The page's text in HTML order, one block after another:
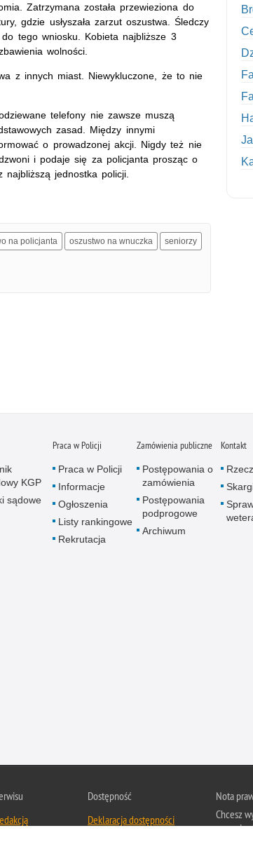
Zatrzymana została przewieziona do
gdzie usłyszała zarzut oszustwa. Śledczy
tego wniosku. Kobieta najbliższe 3
wolności.
z innych miast. Niewykluczone, że to nie
telefony nie zawsze muszą
zasad. Między innymi
o prowadzonej akcji. Nigdy też nie
i podaje się za policjanta prosząc o
jednostka policji.
na policjanta oszustwo na wnuczka seniorzy
KGP
sądowe
Praca w Policji
Praca w Policji
Informacje
Ogłoszenia
Listy rankingowe
Rekrutacja
Zamówienia publiczne
Postępowania o
zamówienia
Postępowania
podprogowe
Archiwum
Kontakt
Dostępność
Deklaracja dostępności
Nota
Chcesz
z